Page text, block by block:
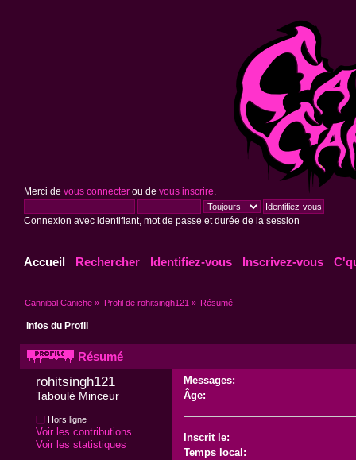
Merci de vous connecterou de vous inscrire
Connexion avec identifiant, mot de passe et durée de la session
Accueil Rechercher Identifiez-vous Inscrivez-vous
Cannibal Caniche » Profil de rohitsingh121 » Résumé
Infos du Profil
Résumé
rohitsingh121
Taboulé Minceur
Hors ligne
Voir les contributions
Voir les statistiques
Messages:
Âge:
Inscrit le:
Temps local: